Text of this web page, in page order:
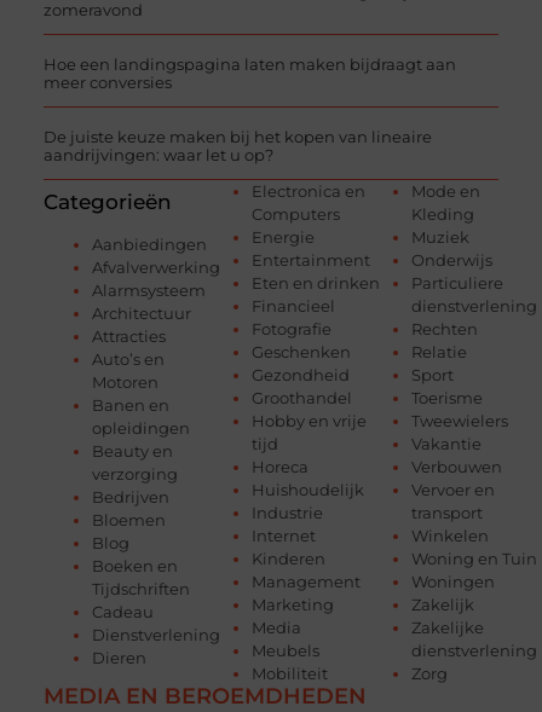
zomeravond
Hoe een landingspagina laten maken bijdraagt aan
meer conversies
De juiste keuze maken bij het kopen van lineaire
aandrijvingen: waar let u op?
Categorieën
Aanbiedingen
Afvalverwerking
Alarmsysteem
Architectuur
Attracties
Auto’s en
Motoren
Banen en
opleidingen
Beauty en
verzorging
Bedrijven
Bloemen
Blog
Boeken en
Tijdschriften
Cadeau
Dienstverlening
Dieren
Electronica en
Computers
Energie
Entertainment
Eten en drinken
Financieel
Fotografie
Geschenken
Gezondheid
Groothandel
Hobby en vrije
tijd
Horeca
Huishoudelijk
Industrie
Internet
Kinderen
Management
Marketing
Media
Meubels
Mobiliteit
Mode en
Kleding
Muziek
Onderwijs
Particuliere
dienstverlening
Rechten
Relatie
Sport
Toerisme
Tweewielers
Vakantie
Verbouwen
Vervoer en
transport
Winkelen
Woning en Tuin
Woningen
Zakelijk
Zakelijke
dienstverlening
Zorg
MEDIA EN BEROEMDHEDEN